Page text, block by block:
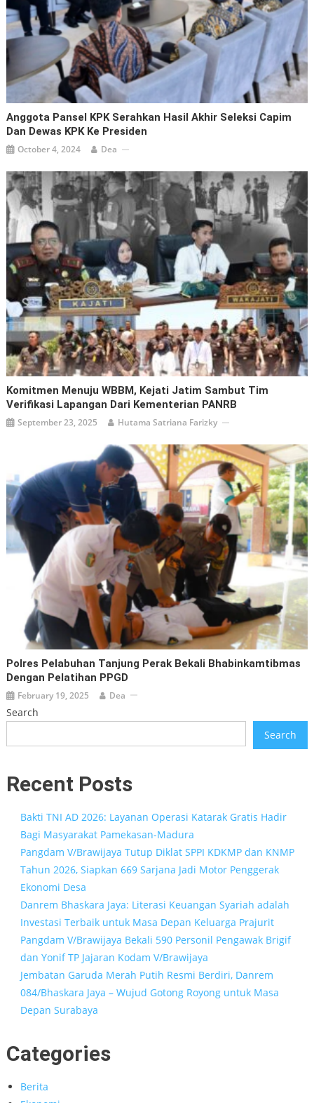
Anggota Pansel KPK Serahkan Hasil Akhir Seleksi Capim
Dan Dewas KPK Ke Presiden
October 4, 2024 Dea
Komitmen Menuju WBBM, Kejati Jatim Sambut Tim
Verifikasi Lapangan Dari Kementerian PANRB
September 23, 2025 Hutama Satriana Farizky
Polres Pelabuhan Tanjung Perak Bekali Bhabinkamtibmas
Dengan Pelatihan PPGD
February 19, 2025 Dea
Search
Search
Recent Posts
Bakti TNI AD 2026: Layanan Operasi Katarak Gratis Hadir
Bagi Masyarakat Pamekasan-Madura
Pangdam V/Brawijaya Tutup Diklat SPPI KDKMP dan KNMP
Tahun 2026, Siapkan 669 Sarjana Jadi Motor Penggerak
Ekonomi Desa
Danrem Bhaskara Jaya: Literasi Keuangan Syariah adalah
Investasi Terbaik untuk Masa Depan Keluarga Prajurit
Pangdam V/Brawijaya Bekali 590 Personil Pengawak Brigif
dan Yonif TP Jajaran Kodam V/Brawijaya
Jembatan Garuda Merah Putih Resmi Berdiri, Danrem
084/Bhaskara Jaya – Wujud Gotong Royong untuk Masa
Depan Surabaya
Categories
Berita